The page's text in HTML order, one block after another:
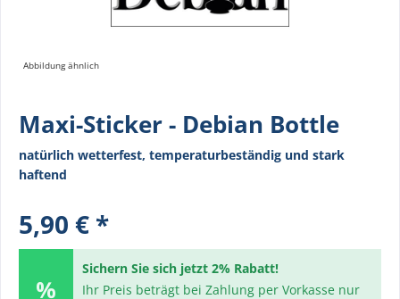
Abbildung ähnlich
Maxi-Sticker - Debian Bottle
natürlich wetterfest, temperaturbeständig und stark
haftend
5,90 € *
Sichern Sie sich jetzt 2% Rabatt!
Ihr Preis beträgt bei Zahlung per Vorkasse nur